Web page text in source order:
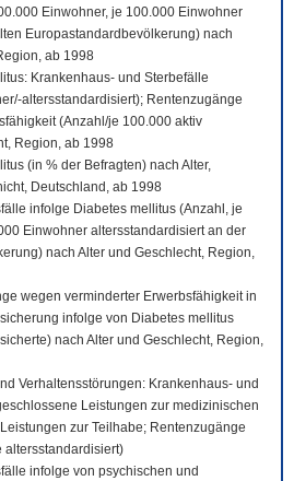
Einwohner, je 100.000 Einwohner
Europastandardbevölkerung) nach
ab 1998
Krankenhaus- und Sterbefälle
altersstandardisiert); Rentenzugänge
(Anzahl/je 100.000 aktiv
Region, ab 1998
(in % der Befragten) nach Alter,
Deutschland, ab 1998
infolge Diabetes mellitus (Anzahl, je
Einwohner altersstandardisiert an der
nach Alter und Geschlecht, Region,
wegen verminderter Erwerbsfähigkeit in
infolge von Diabetes mellitus
nach Alter und Geschlecht, Region,
Verhaltensstörungen: Krankenhaus- und
Leistungen zur medizinischen
zur Teilhabe; Rentenzugänge
altersstandardisiert)
infolge von psychischen und